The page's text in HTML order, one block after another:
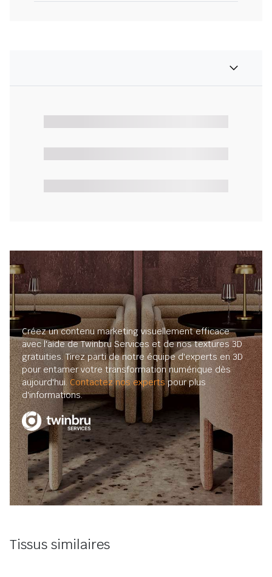
Créez un contenu marketing visuellement efficace
avec l'aide de Twinbru Services et de nos textures 3D
gratuities. Tirez parti de notre équipe d'experts en 3D
pour entamer votre transformation numérique dès
aujourd'hui.Contactez nos expertspour plus
d'informations.
Tissus similaires